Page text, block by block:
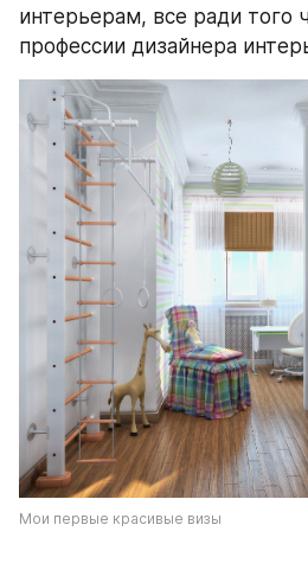
интерьерам, все ради того
профессии дизайнера
Мои первые красивые визы